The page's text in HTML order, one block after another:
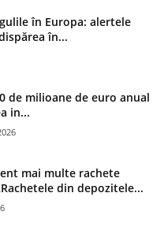
în Europa: alertele
în...
de milioane de euro anual
in...
mai multe rachete
din depozitele...